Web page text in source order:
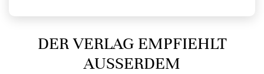
DER VERLAG EMPFIEHLT
AUSSERDEM